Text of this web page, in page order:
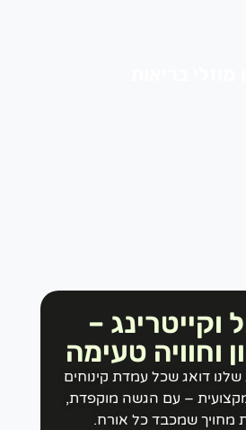
–
וחוויה טעימה
דואג שכל עמדת קינוחים
– עם הגשה מוקפדת,
שמכבד כל אורח.